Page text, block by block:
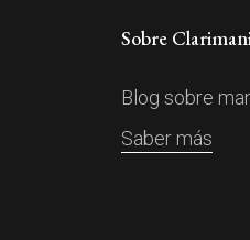
Sobre
Blog sobre
Saber más